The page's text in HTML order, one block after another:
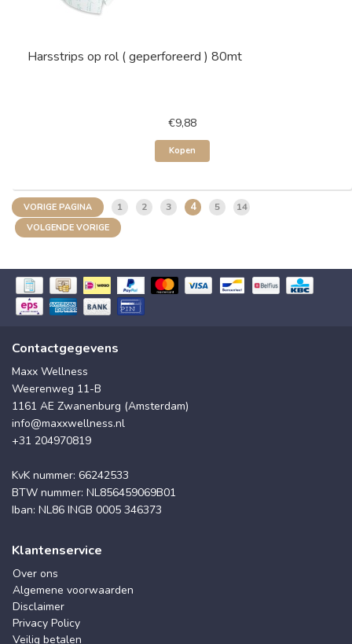
Harsstrips op rol ( geperforeerd ) 80mt
€9,88
Kopen
VORIGE PAGINA 1 2 3 4 5 14
VOLGENDE VORIGE
Contactgegevens
Maxx Wellness
Weerenweg 11-B
1161 AE Zwanenburg (Amsterdam)
info@maxxwellness.nl
+31 204970819
KvK nummer: 66242533
BTW nummer: NL856459069B01
Iban: NL86 INGB 0005 346373
Klantenservice
Over ons
Algemene voorwaarden
Disclaimer
Privacy Policy
Veilig betalen